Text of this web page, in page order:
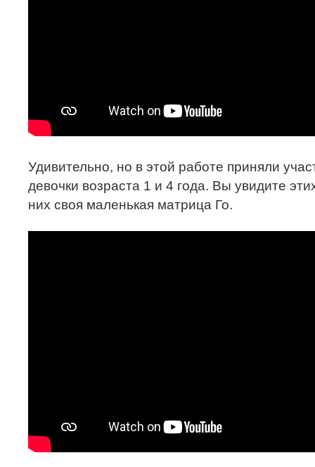
Удивительно, но в этой работе приняли
девочки возраста 1 и 4 года. Вы увидите
них своя маленькая матрица Го.